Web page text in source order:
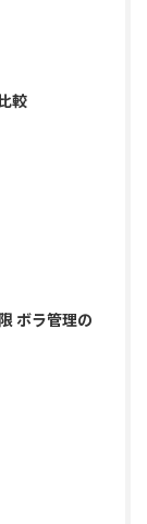
較
ボラ管理の